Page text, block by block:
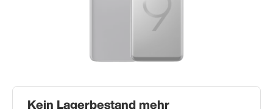
Kein Lagerbestand mehr